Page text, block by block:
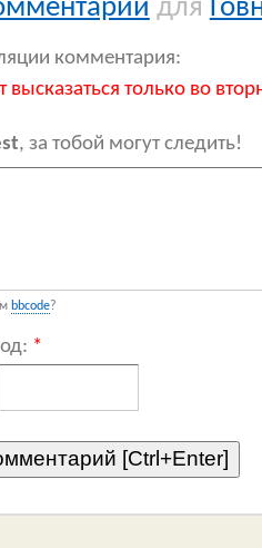
для
комментария:
высказаться только во
, за тобой могут следить!
bbcode?
*